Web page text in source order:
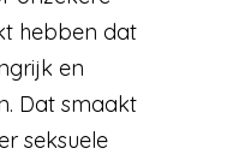
hebben dat
en
Dat smaakt
seksuele